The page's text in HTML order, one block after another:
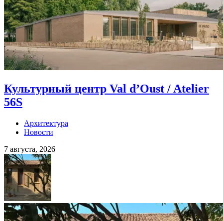
Культурный центр Val d’Oust / Atelier
56S
Архитектура
Новости
7 августа, 2026